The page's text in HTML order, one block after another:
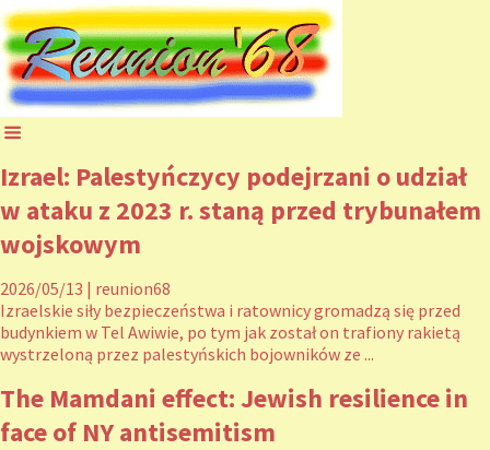
Izrael: Palestyńczycy podejrzani o udział
w ataku z 2023 r. staną przed trybunałem
wojskowym
2026/05/13 | reunion68
Izraelskie siły bezpieczeństwa i ratownicy gromadzą się przed
budynkiem w Tel Awiwie, po tym jak został on trafiony rakietą
wystrzeloną przez palestyńskich bojowników ze ...
The Mamdani effect: Jewish resilience in
face of NY antisemitism